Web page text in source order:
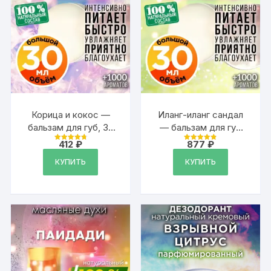
Корица и кокос —
бальзам для губ, 30
мл
Оценка
412₽
КУПИТЬ
Иланг-иланг сандал
— бальзам для губ
Аурасо, 30 мл
Оценка
877 ₽
КУПИТЬ